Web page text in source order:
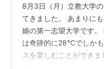
8月3日（月）立教大学
てきました。 あまりに
娘の第一志望大学です
は奇跡的に28℃でしか
スを楽しむことができ